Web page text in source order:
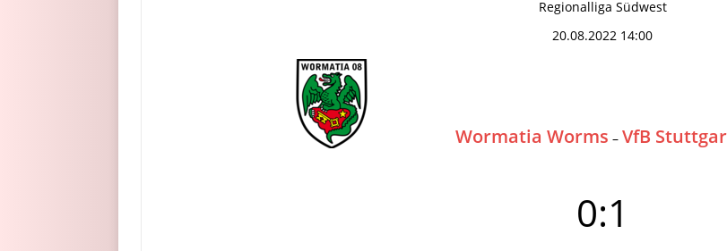
Regionalliga Südwest
20.08.2022 14:00
Wormatia Worms – VfB
0:1